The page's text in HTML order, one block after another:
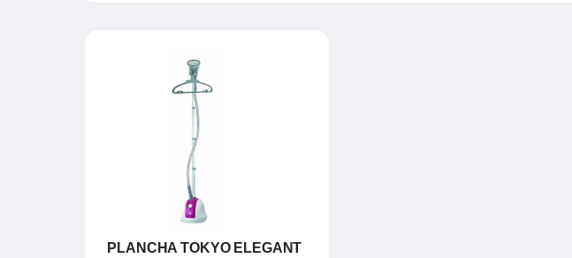
PLANCHA TOKYO ELEGANT